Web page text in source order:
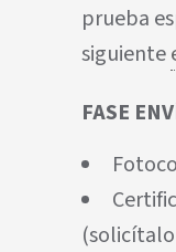
prueba
siguiente
FASE